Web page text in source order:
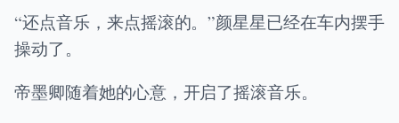
“还点音乐，来点摇滚的。”颜星星已经在车内摆手
操动了。
帝墨卿随着她的心意，开启了摇滚音乐。